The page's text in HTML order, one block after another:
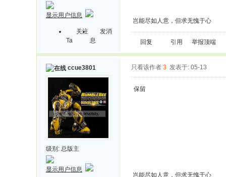
显示用户信息
关注
Ta
发消
息
岂能尽如人意，但求无愧于心
回复 引用 举报顶端
ccue3801
级别: 总版主
显示用户信息
只看该作者 3 发表于: 05-13
保留
岂能尽如人意，但求无愧于心